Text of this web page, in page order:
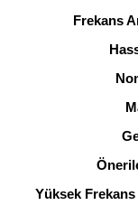
Frekans
Yüksek